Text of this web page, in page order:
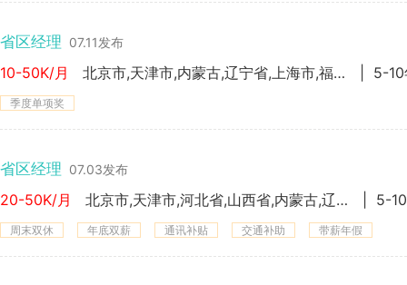
省区经理 07.11发布
10-50K/月 北京市,天津市,内蒙古,辽宁省,上海市,福建省,海南省,重庆市,四川省,西 藏,陕西省,新 疆- 5-
季度单项奖
省区经理 07.03发布
20-50K/月 北京市,天津市,河北省,山西省,内蒙古,辽宁省,吉林省,黑龙江,上海市,江苏省,浙江省,安徽省,福建省,江西省,山东省,河南省,湖北省,湖南省,广东省,广西省,海南省,重庆市,四川省,贵州省,云南省,陕西省- 5-
周末双休 年底双薪 通讯补贴 交通补助 带薪年假